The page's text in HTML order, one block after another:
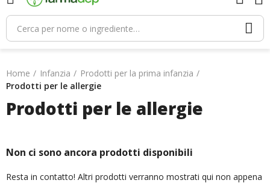
Home Infanzia
Prodotti per la prima infanzia
Prodotti per le allergie
Prodotti per le allergie
Non ci sono ancora prodotti disponibili
Resta in contatto! Altri prodotti verranno mostrati qui non appena